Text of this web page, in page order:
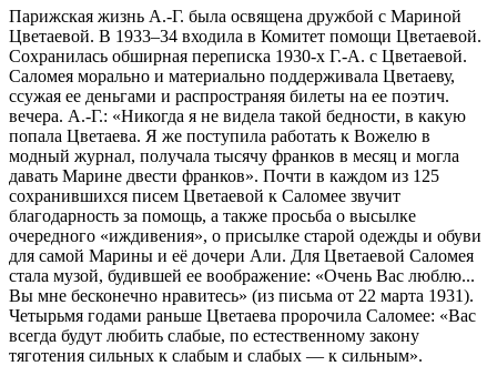
Парижская жизнь А.-Г. была освящена дружбой с Мариной
Цветаевой. В 1933–34 входила в Комитет помощи Цветаевой.
Сохранилась обширная переписка 1930-х Г.-А. с Цветаевой.
Саломея морально и материально поддерживала Цветаеву,
ссужая ее деньгами и распространяя билеты на ее поэтич.
вечера. А.-Г.: «Никогда я не видела такой бедности, в какую
попала Цветаева. Я же поступила работать к Вожелю в
модный журнал, получала тысячу франков в месяц и могла
давать Марине двести франков». Почти в каждом из 125
сохранившихся писем Цветаевой к Саломее звучит
благодарность за помощь, а также просьба о высылке
очередного «иждивения», о присылке старой одежды и обуви
для самой Марины и её дочери Али. Для Цветаевой Саломея
стала музой, будившей ее воображение: «Очень Вас люблю...
Вы мне бесконечно нравитесь» (из письма от 22 марта 1931).
Четырьмя годами раньше Цветаева пророчила Саломее: «Вас
всегда будут любить слабые, по естественному закону
тяготения сильных к слабым и слабых — к сильным».